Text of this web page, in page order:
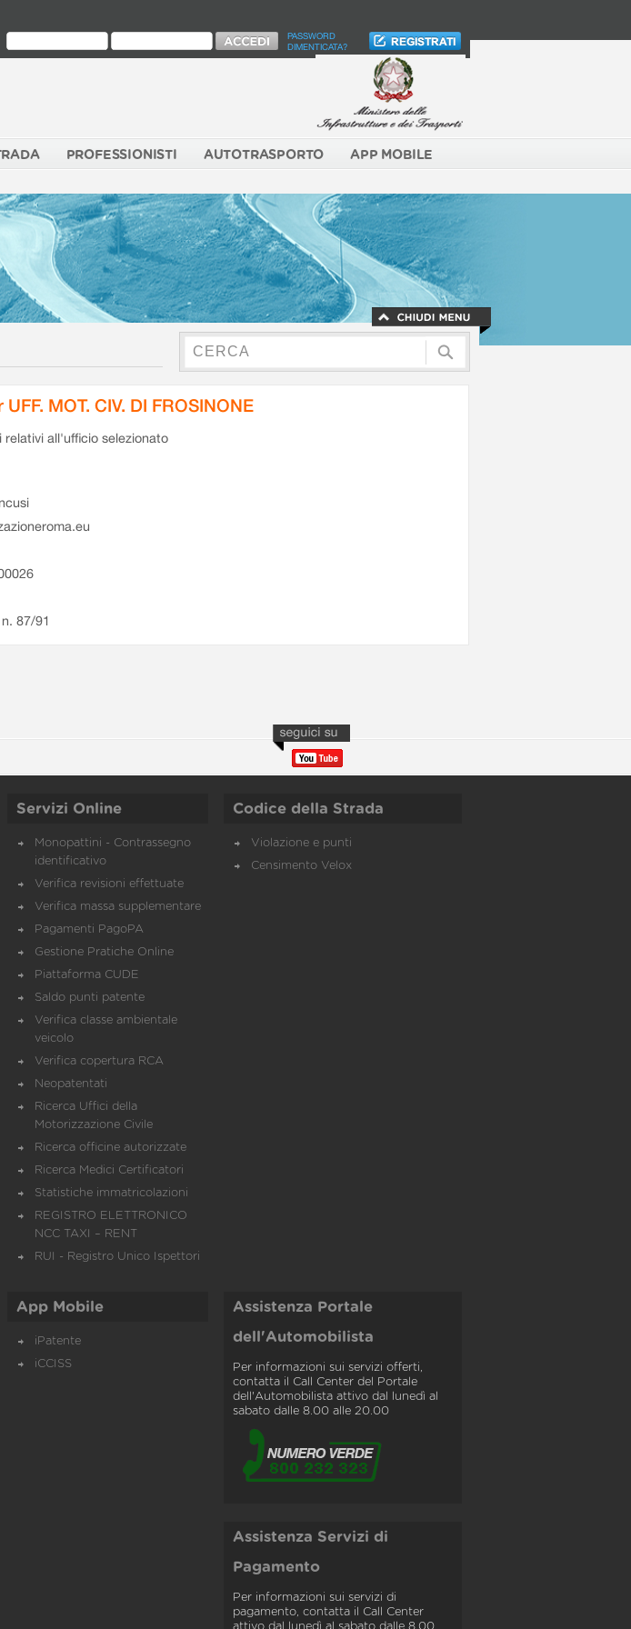
PASSWORD
DIMENTICATA?
PROFESSIONISTI AUTOTRASPORTO APP MOBILE
MOT. CIV. DI FROSINONE
all'ufficio selezionato
87/91
Servizi Online
Monopattini - Contrassegno
identificativo
Verifica revisioni effettuate
Verifica massa supplementare
Pagamenti PagoPA
Gestione Pratiche Online
Piattaforma CUDE
Saldo punti patente
Verifica classe ambientale
veicolo
Verifica copertura RCA
Neopatentati
Ricerca Uffici della
Motorizzazione Civile
Ricerca officine autorizzate
Ricerca Medici Certificatori
Statistiche immatricolazioni
REGISTRO ELETTRONICO
NCC TAXI – RENT
RUI - Registro Unico Ispettori
Codice della Strada
Violazione e punti
Censimento Velox
App Mobile
iPatente
iCCISS
Assistenza Portale
dell'Automobilista
Per informazioni sui servizi offerti,
contatta il Call Center del Portale
dell'Automobilista attivo dal lunedì al
sabato dalle 8.00 alle 20.00
Assistenza Servizi di
Pagamento
Per informazioni sui servizi di
pagamento, contatta il Call Center